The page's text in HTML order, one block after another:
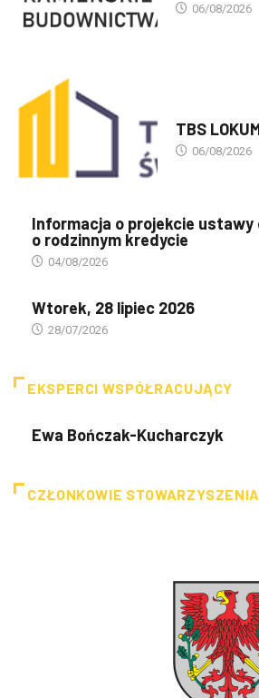
06/08/2026
TBS
06/08/2026
Informacja o projekcie ustawy
o rodzinnym kredycie
04/08/2026
Wtorek, 28 lipiec 2026
28/07/2026
EKSPERCI WSPÓŁRACUJĄCY
Ewa Bończak-Kucharczyk
CZŁONKOWIE STOWARZYSZENIA